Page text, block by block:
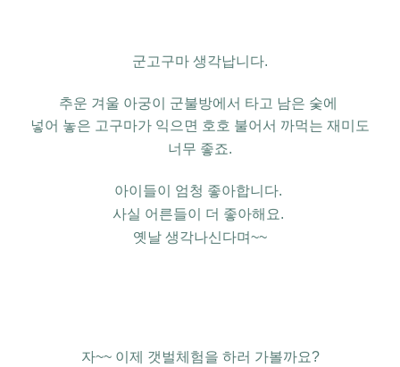
군고구마 생각납니다.
추운 겨울 아궁이 군불방에서 타고 남은 숯에
넣어 놓은 고구마가 익으면 호호 불어서 까먹는 재미도
너무 좋죠.
아이들이 엄청 좋아합니다.
사실 어른들이 더 좋아해요.
옛날 생각나신다며~~
자~~ 이제 갯벌체험을 하러 가볼까요?